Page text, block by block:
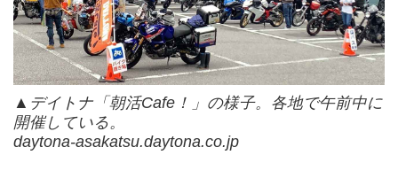
▲デイトナ「朝活Cafe！」の様子。各地で午前中に
開催している。
daytona-asakatsu.daytona.co.jp